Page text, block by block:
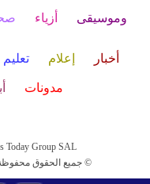
وموسيقى أزياء
أخبار إعلام تعليم
مدونات
Today Group SAL
جميع الحقوق محفوظة لمجموعة العرب اليوم الاعلامية 2025 ©